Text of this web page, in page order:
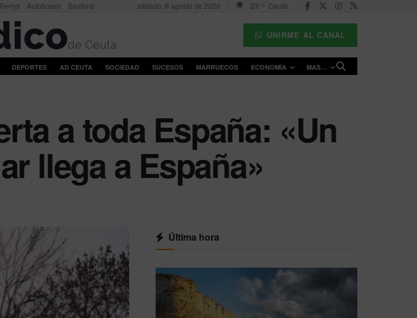
Ferrys Autobuses Santoral sábado, 8 agosto de 2026 23 °C Ceuta
UNIRME AL CANAL
DEPORTES AD CEUTA SOCIEDAD SUCESOS MARRUECOS ECONOMÍA MAS…
a toda España: «Un
llega a España»
Última hora